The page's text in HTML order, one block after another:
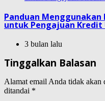
Panduan Menggunakan
untuk Pengajuan Kredit
3 bulan lalu
Tinggalkan Balasan
Alamat email Anda tidak akan
ditandai *